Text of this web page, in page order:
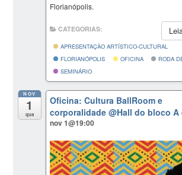
Florianópolis.
CATEGORIAS:
APRESENTAÇÃO ARTÍSTICO-CULTURAL
FLORIANÓPOLIS
OFICINA
RODA
SEMINÁRIO
NOV
1
qua
Oficina: Cultura BallRoom e
corporalidade@Hall do bloco A
nov 1@19:00